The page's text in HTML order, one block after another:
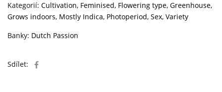
Kategorií: Cultivation, Feminised, Flowering type, Greenhouse,
Grows indoors, Mostly Indica, Photoperiod, Sex, Variety
Banky: Dutch Passion
Sdílet: